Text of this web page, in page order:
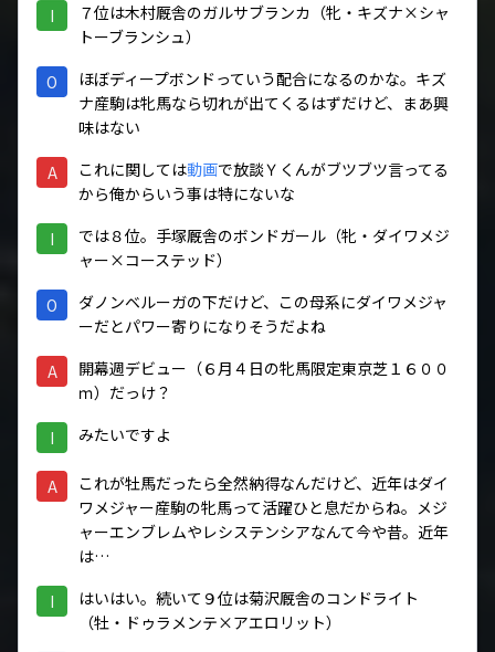
I
７位は木村厩舎のガルサブランカ（牝・キズナ×シャ
トーブランシュ）
O
ほぼディープボンドっていう配合になるのかな。キズ
ナ産駒は牝馬なら切れが出てくるはずだけど、まあ興
味はない
A これに関しては動画で放談Ｙくんがブツブツ言ってる
から俺からいう事は特にないな
I
では８位。手塚厩舎のボンドガール（牝・ダイワメジ
ャー×コーステッド）
O
ダノンベルーガの下だけど、この母系にダイワメジャ
ーだとパワー寄りになりそうだよね
A
開幕週デビュー（６月４日の牝馬限定東京芝１６００
ｍ）だっけ？
I みたいですよ
A
これが牡馬だったら全然納得なんだけど、近年はダイ
ワメジャー産駒の牝馬って活躍ひと息だからね。メジ
ャーエンブレムやレシステンシアなんて今や昔。近年
は…
I
はいはい。続いて９位は菊沢厩舎のコンドライト
（牡・ドゥラメンテ×アエロリット）